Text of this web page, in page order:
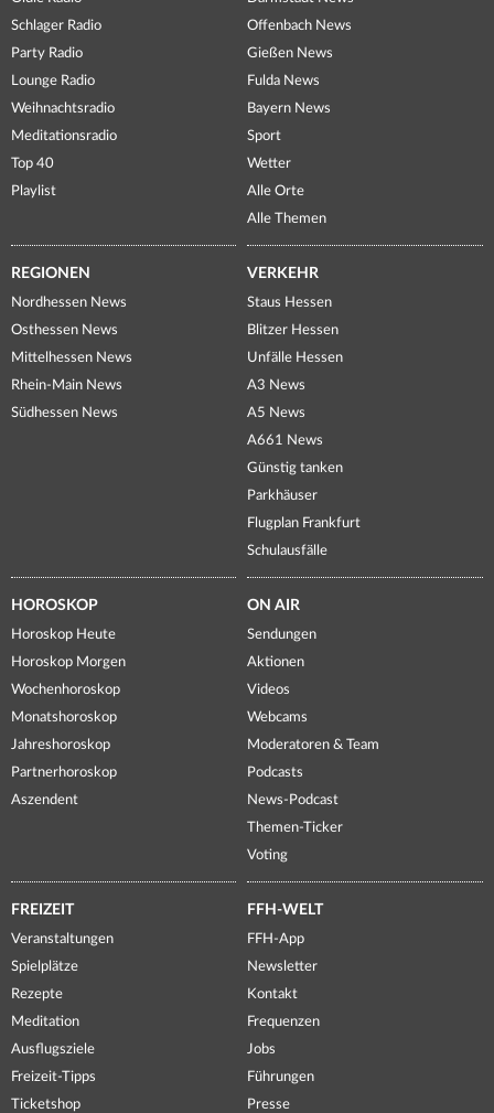
Schlager Radio
Party Radio
Lounge Radio
Weihnachtsradio
Meditationsradio
Top 40
Playlist
Offenbach News
Gießen News
Fulda News
Bayern News
Sport
Wetter
Alle Orte
Alle Themen
REGIONEN
Nordhessen News
Osthessen News
Mittelhessen News
Rhein-Main News
Südhessen News
VERKEHR
Staus Hessen
Blitzer Hessen
Unfälle Hessen
A3 News
A5 News
A661 News
Günstig tanken
Parkhäuser
Flugplan Frankfurt
Schulausfälle
HOROSKOP
Horoskop Heute
Horoskop Morgen
Wochenhoroskop
Monatshoroskop
Jahreshoroskop
Partnerhoroskop
Aszendent
ON AIR
Sendungen
Aktionen
Videos
Webcams
Moderatoren & Team
Podcasts
News-Podcast
Themen-Ticker
Voting
FREIZEIT
Veranstaltungen
Spielplätze
Rezepte
Meditation
Ausflugsziele
Freizeit-Tipps
Ticketshop
FFH-WELT
FFH-App
Newsletter
Kontakt
Frequenzen
Jobs
Führungen
Presse